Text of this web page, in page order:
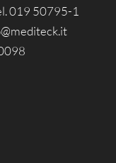
019 50795-1